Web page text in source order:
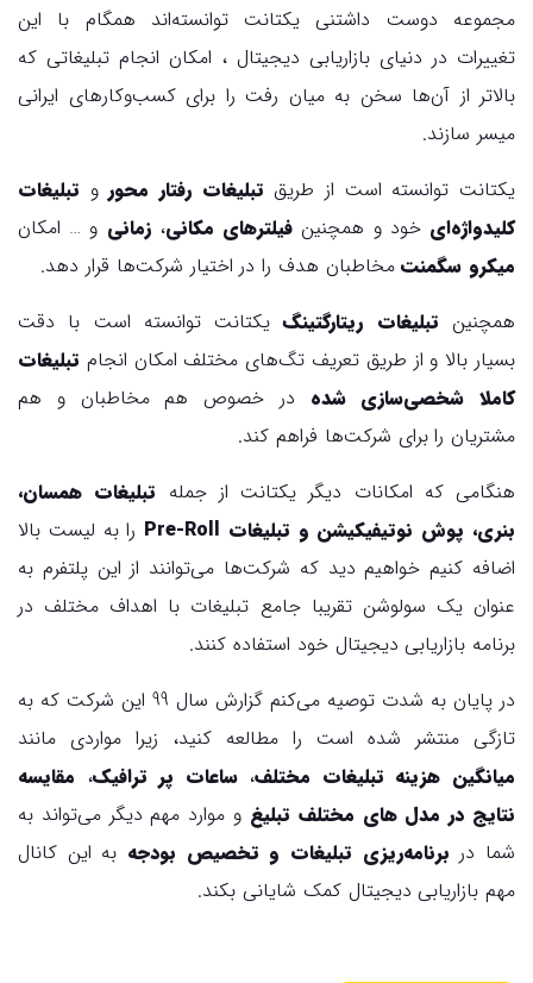
مجموعه دوست داشتنی یکتانت توانسته‌اند همگام با این
تغییرات در دنیای بازاریابی دیجیتال ، امکان انجام تبلیغاتی که
بالاتر از آن‌ها سخن به میان رفت را برای کسب‌وکارهای ایرانی
میسر سازند.
یکتانت توانسته است از طریق تبلیغات رفتار محور و تبلیغات
کلیدواژه‌ای خود و همچنین فیلترهای مکانی،زمانی و … امکان
میکرو سگمنتمخاطبان هدف را در اختیار شرکت‌ها قرار دهد.
همچنین تبلیغات ریتارگتینگیکتانت توانسته است با دقت
بسیار بالا و از طریق تعریف تگ‌های مختلف امکان انجام تبلیغات
کاملا شخصی‌سازی شده در خصوص هم مخاطبان و هم
مشتریان را برای شرکت‌ها فراهم کند.
هنگامی که امکانات دیگر یکتانت از جمله تبلیغات همسان،
بنری، پوش نوتیفیکیشن و تبلیغات Pre-Roll را به لیست بالا
اضافه کنیم خواهیم دید که شرکت‌ها می‌توانند از این پلتفرم به
عنوان یک سولوشن تقریبا جامع تبلیغات با اهداف مختلف در
برنامه بازاریابی دیجیتال خود استفاده کنند.
در پایان به شدت توصیه می‌کنم گزارش سال 99 این شرکت که به
تازگی منتشر شده است را مطالعه کنید، زیرا مواردی مانند
میانگین هزینه تبلیغات مختلف،ساعات پر ترافیک‌، مقایسه
نتایج در مدل های مختلف تبلیغ و موارد مهم دیگر می‌تواند به
شما در برنامه‌ریزی تبلیغات و تخصیص بودجه به این کانال
مهم بازاریابی دیجیتال کمک شایانی بکند.